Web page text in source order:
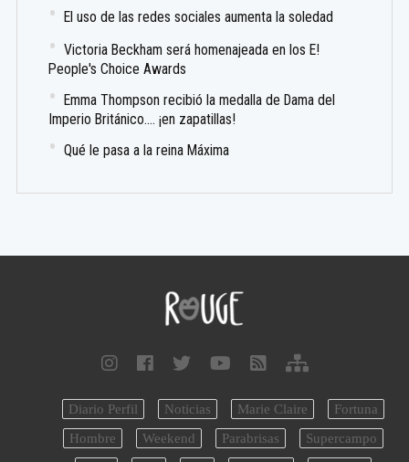
El uso de las redes sociales aumenta la soledad
Victoria Beckham será homenajeada en los E!
People's Choice Awards
Emma Thompson recibió la medalla de Dama del
Imperio Británico.... ¡en zapatillas!
Qué le pasa a la reina Máxima
Diario Perfil Noticias Marie Claire
Fortuna
Hombre
Weekend Parabrisas
Supercampo